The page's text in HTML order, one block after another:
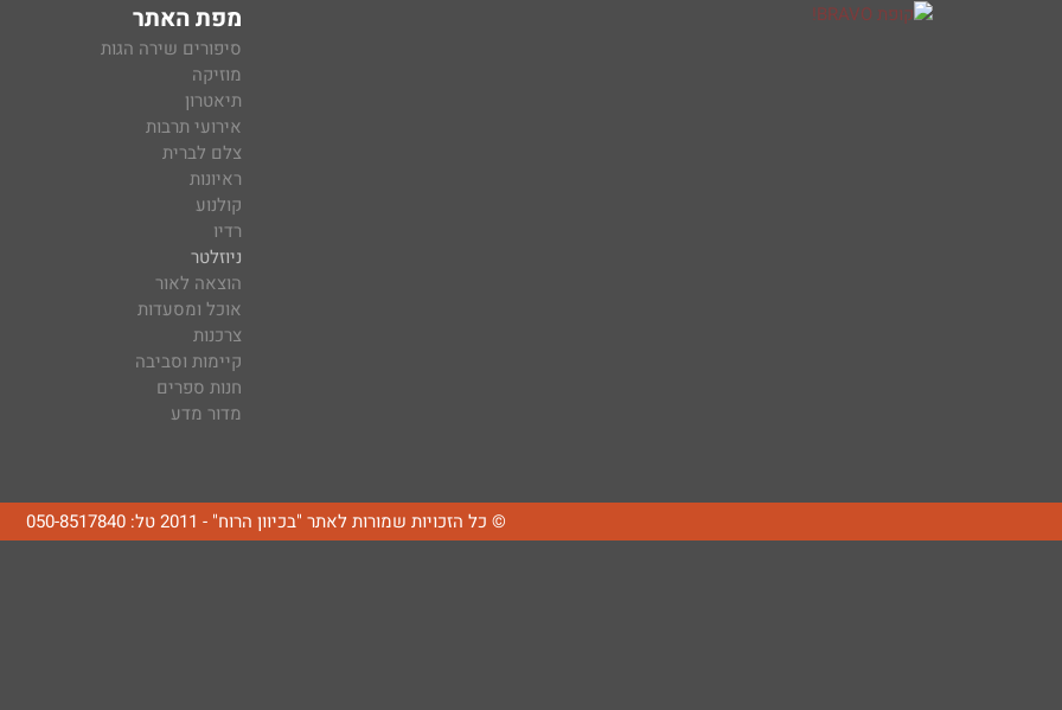
מפת האתר
סיפורים שירה הגות
מוזיקה
תיאטרון
אירועי תרבות
צלם לברית
ראיונות
קולנוע
רדיו
ניוזלטר
הוצאה לאור
אוכל ומסעדות
צרכנות
קיימות וסביבה
חנות ספרים
מדור מדע
© כל הזכויות שמורות לאתר "בכיוון הרוח" - 2011 טל: 050-8517840